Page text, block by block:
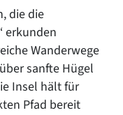
die die
erkunden
Wanderwege
sanfte Hügel
Insel hält für
Pfad bereit